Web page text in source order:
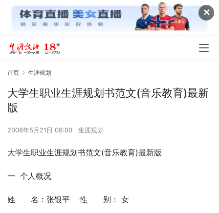
✕
首页 生涯规划
大学生职业生涯规划书范文(音乐教育)最新
版
2008年5月21日 08:00 生涯规划
大学生职业生涯规划书范文(音乐教育)最新版
一  个人概况
姓　　名：张银平    性　　别： 女